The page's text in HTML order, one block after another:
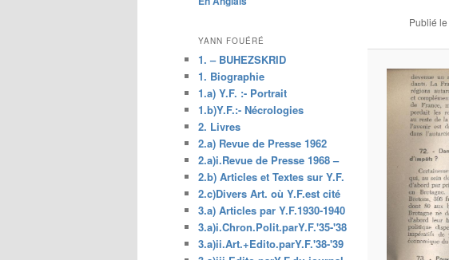
principal
Publié le
YANN FOUÉRÉ
1. – BUHEZSKRID
1. Biographie
1.a) Y.F. :- Portrait
1.b)Y.F.:- Nécrologies
2. Livres
2.a) Revue de Presse 1962
2.a)i.Revue de Presse 1968 –
2.b) Articles et Textes sur Y.F.
2.c)Divers Art. où Y.F.est cité
3.a) Articles par Y.F.1930-1940
3.a)i.Chron.Polit.parY.F.'35-'38
3.a)ii.Art.+Edito.parY.F.'38-'39